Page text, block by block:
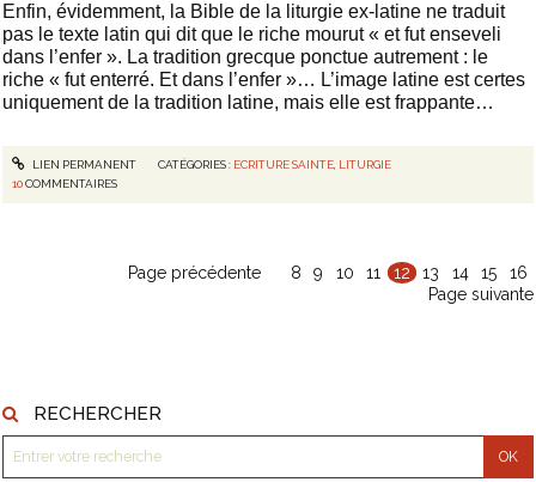
RECHERCHER
Enfin, évidemment, la Bible de la liturgie ex-latine ne traduit
pas le texte latin qui dit que le riche mourut « et fut enseveli
dans l’enfer ». La tradition grecque ponctue autrement : le
riche « fut enterré. Et dans l’enfer »… L’image latine est certes
uniquement de la tradition latine, mais elle est frappante…
LIEN PERMANENT CATÉGORIES : ECRITURE SAINTE, LITURGIE
10COMMENTAIRES
Page précédente 8 9 10 11 12 13 14 15
16
Page suivante